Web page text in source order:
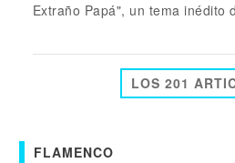
Extraño Papá", un tema inédito
LOS 201
FLAMENCO